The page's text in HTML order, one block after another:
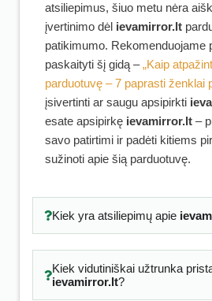
atsiliepimus, šiuo metu nėra
įvertinimo dėl ievamirror.lt
patikimumo. Rekomenduojame
paskaityti šį gidą –„Kaip
parduotuvę – 7 paprasti ženklai
įsivertinti ar saugu apsipirkti
esate apsipirkę ievamirror.lt –
savo patirtimi ir padėti kitiems
sužinoti apie šią parduotuvę.
Kiek yra atsiliepimų apie
Kiek vidutiniškai užtrunka
ievamirror.lt?